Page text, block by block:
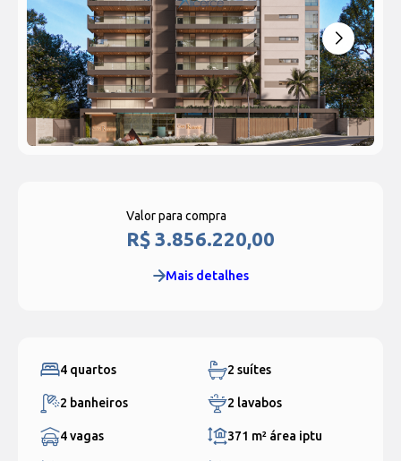
Valor para compra
R$ 3.856.220,00
Mais detalhes
4 quartos 2 suítes
2 banheiros 2 lavabos
4 vagas 371 m² área iptu